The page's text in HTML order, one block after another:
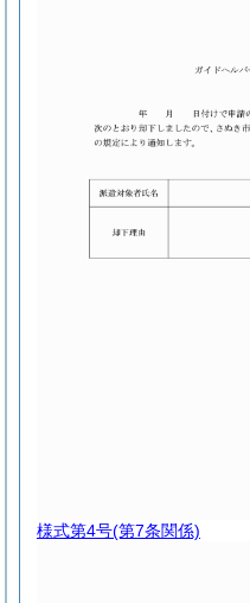
様式第4号(第7条関係)